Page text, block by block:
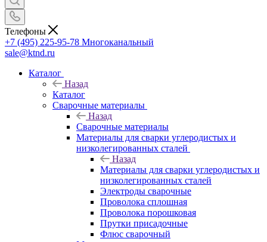
Телефоны
+7 (495) 225-95-78 Многоканальный
sale@ktnd.ru
Каталог
Назад
Каталог
Сварочные материалы
Назад
Сварочные материалы
Материалы для сварки углеродистых и
низколегированных сталей
Назад
Материалы для сварки углеродистых и
низколегированных сталей
Электроды сварочные
Проволока сплошная
Проволока порошковая
Прутки присадочные
Флюс сварочный